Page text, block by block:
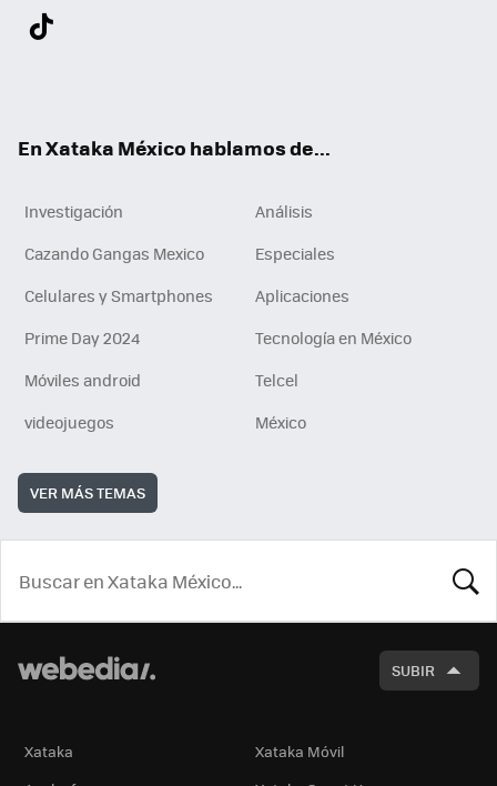
En Xataka México hablamos de...
Investigación
Análisis
Cazando Gangas Mexico
Especiales
Celulares y Smartphones
Aplicaciones
Prime Day 2024
Tecnología en México
Móviles android
Telcel
videojuegos
México
VER MÁS TEMAS
SUBIR
Xataka
Xataka Móvil